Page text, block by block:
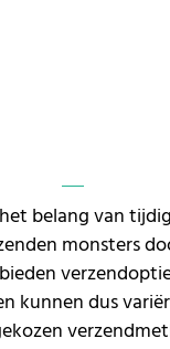
belang van
monsters
kunnen dus